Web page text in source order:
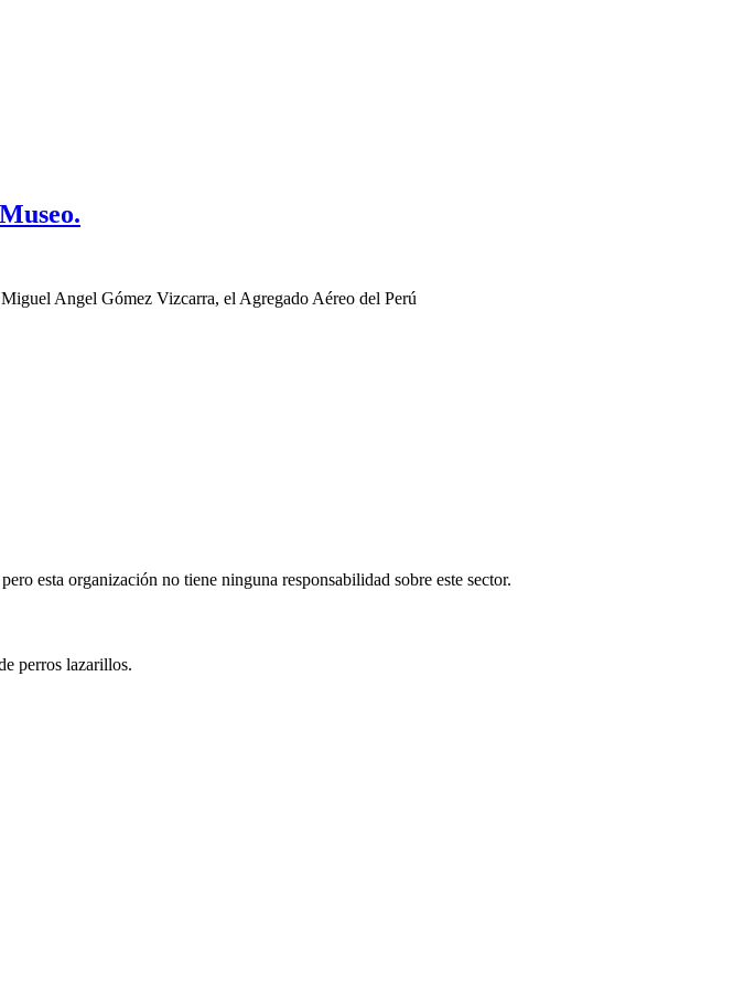
Angel Gómez Vizcarra, el Agregado Aéreo del Perú
esta organización no tiene ninguna responsabilidad sobre este sector.
perros lazarillos.